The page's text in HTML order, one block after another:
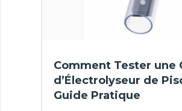
Comment Tester une
d’Électrolyseur de
Guide Pratique